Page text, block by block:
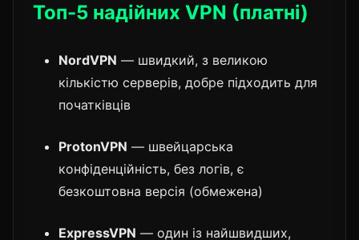
Топ-5 надійних VPN (платні)
NordVPN — швидкий, з великою
кількістю серверів, добре підходить для
початківців
ProtonVPN — швейцарська
конфіденційність, без логів, є
безкоштовна версія (обмежена)
ExpressVPN — один із найшвидших,